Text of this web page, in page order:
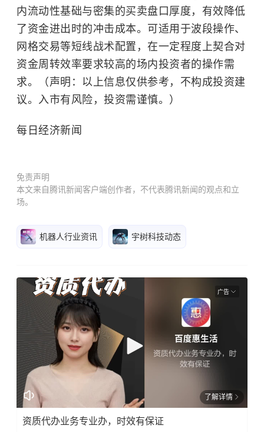
内流动性基础与密集的买卖盘口厚度，有效降低
了资金进出时的冲击成本。可适用于波段操作、
网格交易等短线战术配置，在一定程度上契合对
资金周转效率要求较高的场内投资者的操作需
求。（声明：以上信息仅供参考，不构成投资建
议。入市有风险，投资需谨慎。）
每日经济新闻
免责声明
本文来自腾讯新闻客户端创作者，不代表腾讯新闻的观点和立
场。
机器人行业资讯 宇树科技动态
广告
了解详情
资质代办业务专业办，时效有保证